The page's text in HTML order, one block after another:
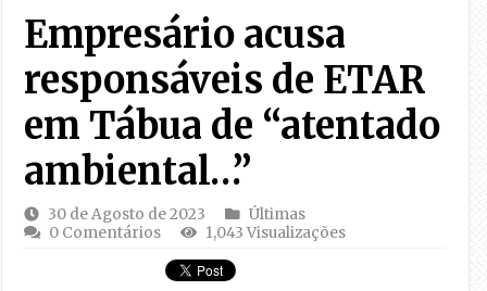
Empresário acusa
responsáveis de ETAR
em Tábua de “atentado
ambiental…”
30 de Agosto de 2023
Últimas
0 Comentários
1,043 Visualizações